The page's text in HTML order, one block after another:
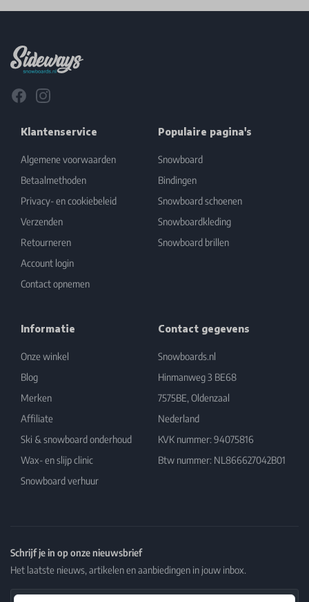
FacebookInstagram
Klantenservice
Algemene voorwaarden
Betaalmethoden
Privacy- en cookiebeleid
Verzenden
Retourneren
Account login
Contact opnemen
Populaire pagina's
Snowboard
Bindingen
Snowboard schoenen
Snowboardkleding
Snowboard brillen
Informatie
Onze winkel
Blog
Merken
Affiliate
Ski & snowboard onderhoud
Wax- en slijp clinic
Snowboard verhuur
Contact gegevens
Snowboards.nl
Hinmanweg 3 BE68
7575BE, Oldenzaal
Nederland
KVK nummer: 94075816
Btw nummer: NL866627042B01
Schrijf je in op onze nieuwsbrief
Het laatste nieuws, artikelen en aanbiedingen in jouw inbox.
Email Address